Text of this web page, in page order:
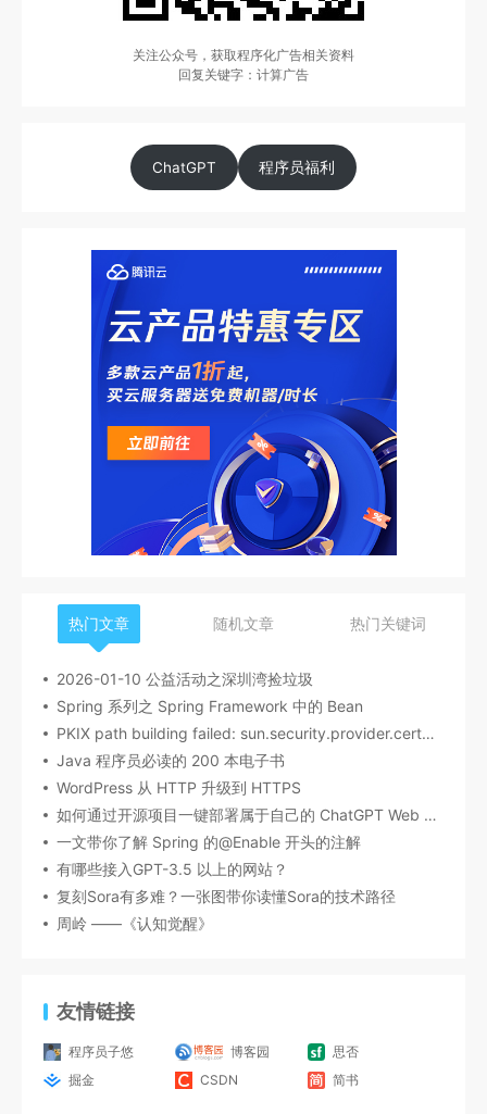
关注公众号，获取程序化广告相关资料
回复关键字：计算广告
ChatGPT 程序员福利
热门文章 随机文章 热门关键词
2026-01-10 公益活动之深圳湾捡垃圾
Spring 系列之 Spring Framework 中的 Bean
PKIX path building failed: sun.security.provider.certpath.SunCertPathBuilderException:
Java 程序员必读的 200 本电子书
WordPress 从 HTTP 升级到 HTTPS
如何通过开源项目一键部署属于自己的 ChatGPT Web 站点
一文带你了解 Spring 的@Enable 开头的注解
有哪些接入GPT-3.5 以上的网站？
复刻Sora有多难？一张图带你读懂Sora的技术路径
周岭 ——《认知觉醒》
友情链接
程序员子悠 博客园
思否
掘金
CSDN 简书